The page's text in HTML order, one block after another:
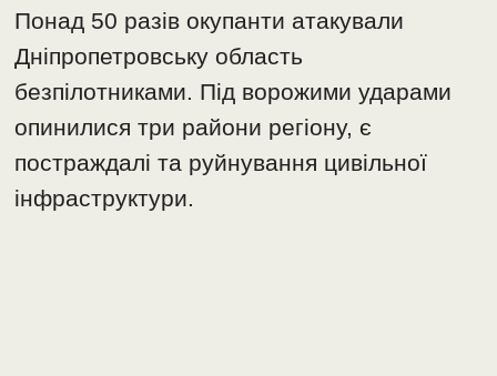
Понад 50 разів окупанти атакували
Дніпропетровську область
безпілотниками. Під ворожими ударами
опинилися три райони регіону, є
постраждалі та руйнування цивільної
інфраструктури.